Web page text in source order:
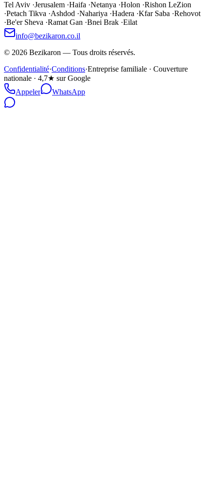
Tel Aviv ·Jerusalem ·Haifa ·Netanya ·Holon ·Rishon LeZion
·Petach Tikva ·Ashdod ·Nahariya ·Hadera ·Kfar Saba ·Rehovot
·Be'er Sheva ·Ramat Gan ·Bnei Brak ·Eilat
info@bezikaron.co.il
© 2026 Bezikaron — Tous droits réservés.
Confidentialité·Conditions·Entreprise familiale · Couverture
nationale · 4,7★ sur Google
Appeler
WhatsApp